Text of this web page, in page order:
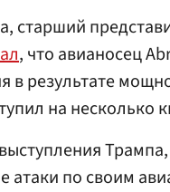
старший
, что авианосец
в результате
на несколько
атаки по своим